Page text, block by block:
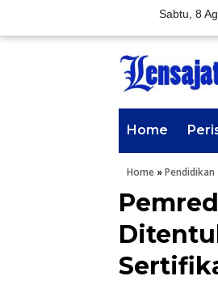
Sabtu, 8
Home
Home »Pendidikan